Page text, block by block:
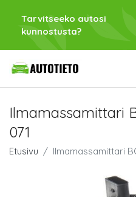
Tarvitseeko autosi
kunnostusta?
Ilmamassamittari
071
Etusivu Ilmamassamittari